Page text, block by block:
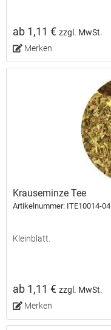
ab 1,11 €zzgl. MwSt.
Merken
Krauseminze Tee
Artikelnummer: ITE10014-04
Kleinblatt.
ab 1,11 €zzgl. MwSt.
Merken